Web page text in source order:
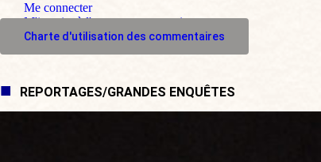
Me connecter
M'inscrire à l'espace commentaire
Charte d'utilisation des commentaires
REPORTAGES/GRANDES ENQUÊTES